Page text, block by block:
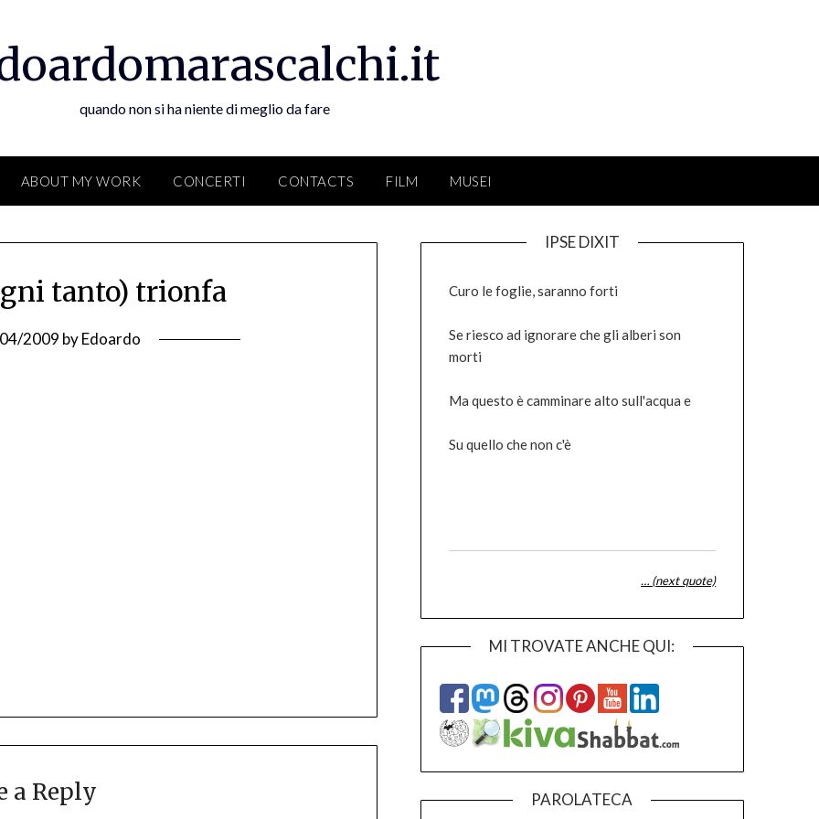
quando non si ha niente di meglio da fare
ABOUT MY WORK CONCERTI CONTACTS FILM MUSEI
tanto) trionfa
2009 byEdoardo
a Reply
IPSE DIXIT
Curo le foglie, saranno forti
Se riesco ad ignorare che gli alberi son
morti
Ma questo è camminare alto sull'acqua e
Su quello che non c'è
… (next quote)
MI TROVATE ANCHE QUI:
PAROLATECA